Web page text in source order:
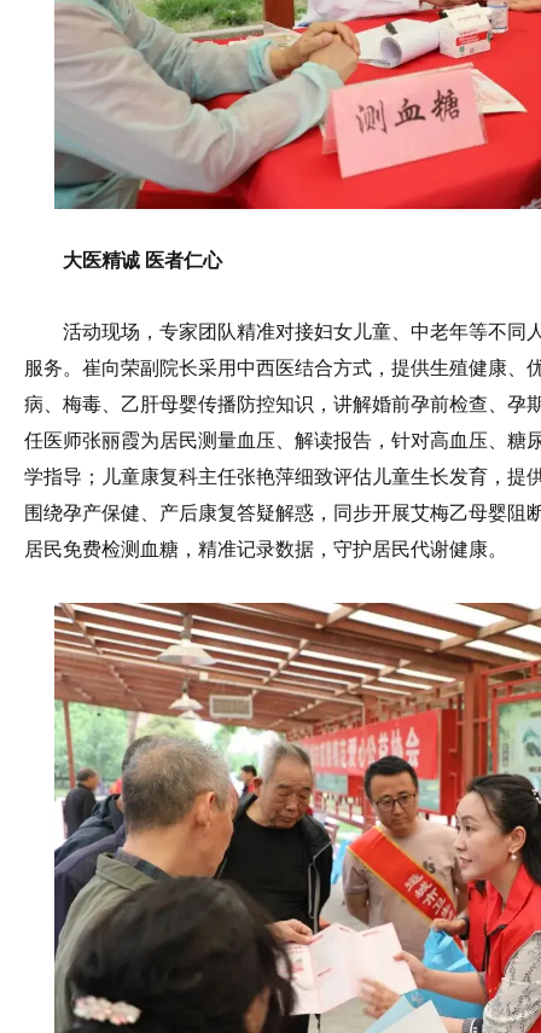
大医精诚 医者仁心
活动现场，专家团队精准对接妇女儿童、中老年等不同
服务。崔向荣副院长采用中西医结合方式，提供生殖健康、
病、梅毒、乙肝母婴传播防控知识，讲解婚前孕前检查、孕
任医师张丽霞为居民测量血压、解读报告，针对高血压、糖
学指导；儿童康复科主任张艳萍细致评估儿童生长发育，提
围绕孕产保健、产后康复答疑解惑，同步开展艾梅乙母婴阻
居民免费检测血糖，精准记录数据，守护居民代谢健康。